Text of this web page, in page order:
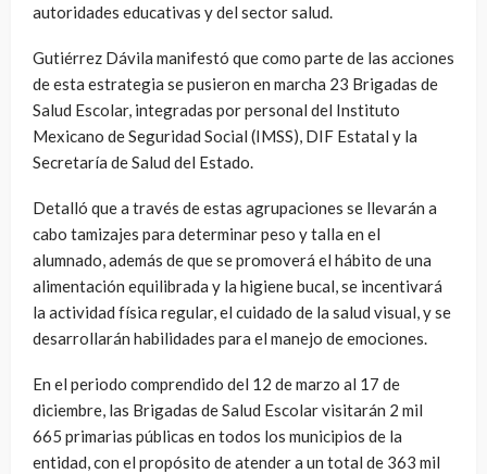
autoridades educativas y del sector salud.
Gutiérrez Dávila manifestó que como parte de las acciones
de esta estrategia se pusieron en marcha 23 Brigadas de
Salud Escolar, integradas por personal del Instituto
Mexicano de Seguridad Social (IMSS), DIF Estatal y la
Secretaría de Salud del Estado.
Detalló que a través de estas agrupaciones se llevarán a
cabo tamizajes para determinar peso y talla en el
alumnado, además de que se promoverá el hábito de una
alimentación equilibrada y la higiene bucal, se incentivará
la actividad física regular, el cuidado de la salud visual, y se
desarrollarán habilidades para el manejo de emociones.
En el periodo comprendido del 12 de marzo al 17 de
diciembre, las Brigadas de Salud Escolar visitarán 2 mil
665 primarias públicas en todos los municipios de la
entidad, con el propósito de atender a un total de 363 mil